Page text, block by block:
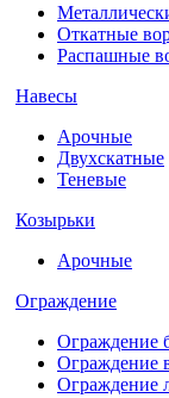
Откатные
Распашные
Навесы
Арочные
Двухскатные
Теневые
Козырьки
Арочные
Ограждение
Ограждение
Ограждение
Ограждение